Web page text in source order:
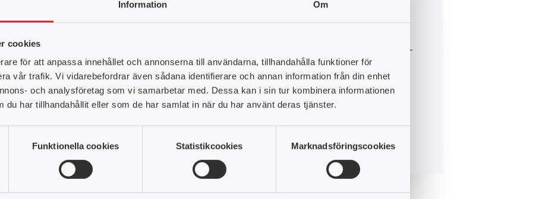
Information Om
cookies
för att anpassa innehållet och annonserna till användarna, tillhandahålla funktioner för
vår trafik. Vi vidarebefordrar även sådana identifierare och annan information från din enhet
och analysföretag som vi samarbetar med. Dessa kan i sin tur kombinera informationen
du har tillhandahållit eller som de har samlat in när du har använt deras tjänster.
Funktionella cookies Statistikcookies Marknadsföringscookies
Handledarskap som formar
framtiden.
Att vara LIA-handledare handlar inte bara om ansvar –
det är också en möjlighet att utvecklas, inspireras och
spela en viktig roll i att säkra framtidens kompetens,
menar Sari Karlsson Manni.
Läs reportaget här